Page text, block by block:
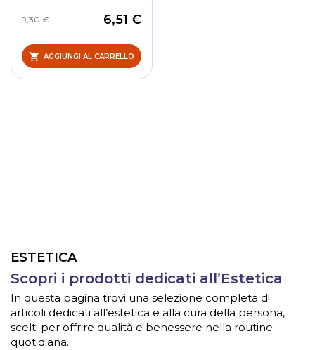
6,51 €
9,30 €
AGGIUNGI AL CARRELLO
ESTETICA
Scopri i prodotti dedicati all’Estetica
In questa pagina trovi una selezione completa di
articoli dedicati all’estetica e alla cura della persona,
scelti per offrire qualità e benessere nella routine
quotidiana.